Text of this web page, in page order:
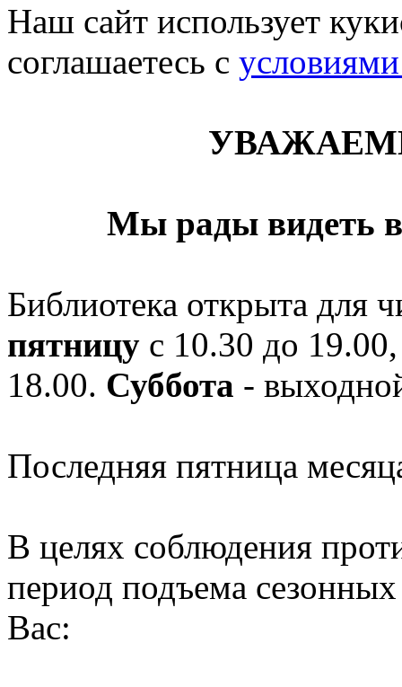
Наш сайт использует
соглашаетесь c
Мы рады видеть
Библиотека открыта для
пятницу с 10.30 до
18.00. Суббота -
Последняя пятница
В целях соблюдения
период подъема
Вас: